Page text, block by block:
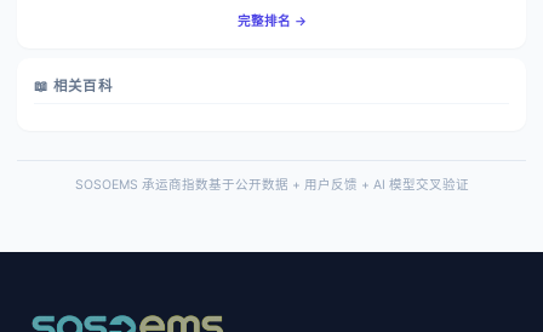
完整排名 →
📖 相关百科
SOSOEMS 承运商指数基于公开数据 + 用户反馈 + AI 模型交叉验证